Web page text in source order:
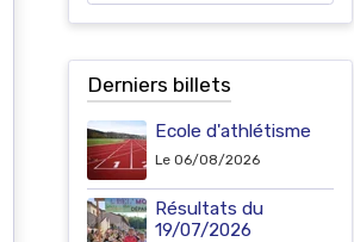
Derniers billets
Ecole d'athlétisme
Le 06/08/2026
Résultats du
19/07/2026